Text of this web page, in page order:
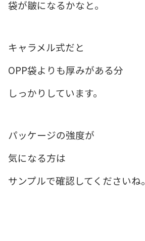
袋が皺になるかなと。
キャラメル式だと
OPP袋よりも厚みがある分
しっかりしています。
パッケージの強度が
気になる方は
サンプルで確認してくださいね。